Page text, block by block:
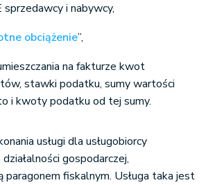
i nabywcy,
obciążenie”,
na fakturze kwot
stawki podatku, sumy wartości
i kwoty podatku od tej sumy.
usługi dla usługobiorcy
gospodarczej,
paragonem fiskalnym. Usługa taka jest